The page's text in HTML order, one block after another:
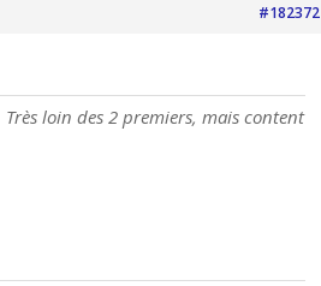
#182372
loin des 2 premiers, mais content